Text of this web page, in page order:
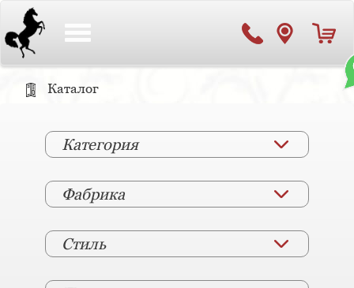
Каталог
Категория
Фабрика
Стиль